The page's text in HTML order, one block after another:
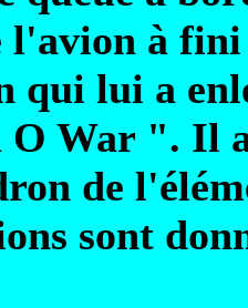
l'avion à
qui lui a
War ". Il
de
sont